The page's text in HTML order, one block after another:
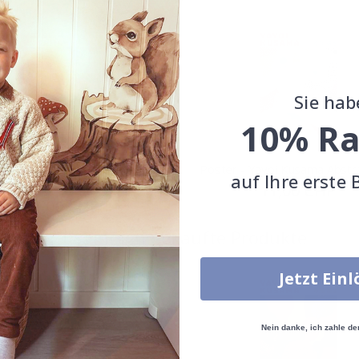
Yayoi Kusama
Special
Price
11,00 CHF
Special
11,00 CHF
Zusammen gekaufte Produkte
Sie
10%
auf Ihre erste
Jetzt
Nein danke, ich zahle